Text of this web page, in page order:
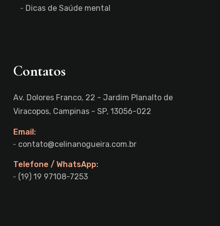
Dicas de Saúde mental
Contatos
Av. Dolores Franco, 22 - Jardim Planalto de
Viracopos, Campinas - SP, 13056-022
Email:
contato@celinanogueira.com.br
Telefone / WhatsApp:
(19) 19 97108-7253